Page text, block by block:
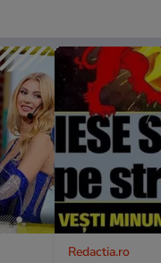
Redactia.ro